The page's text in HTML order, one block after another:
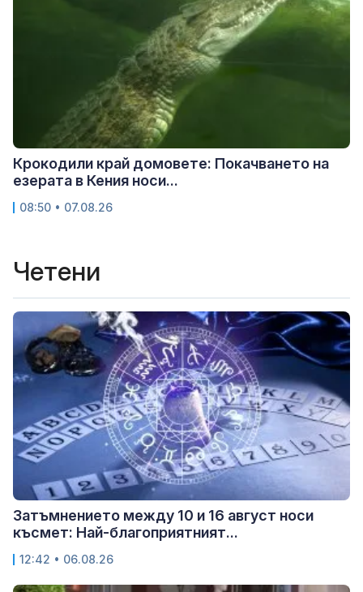
Крокодили край домовете: Покачването на
езерата в Кения носи...
08:50 • 07.08.26
Четени
Затъмнението между 10 и 16 август носи
късмет: Най-благоприятният...
12:42 • 06.08.26